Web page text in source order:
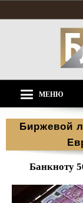
МЕНЮ
Биржевой
Банкноту